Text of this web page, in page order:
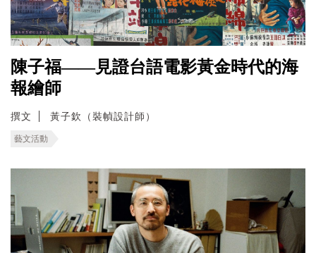
陳子福——見證台語電影黃金時代的海
報繪師
撰文 黃子欽（裝幀設計師）
藝文活動